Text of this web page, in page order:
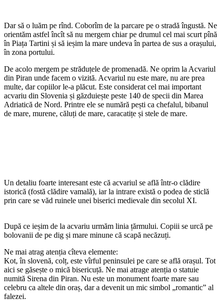
Dar să o luăm pe rînd. Coborîm de la parcare pe o stradă îngustă. Ne
orientăm astfel încît să nu mergem chiar pe drumul cel mai scurt pînă
în Piața Tartini și să ieșim la mare undeva în partea de sus a orașului,
în zona portului.
De acolo mergem pe străduțele de promenadă. Ne oprim la Acvariul
din Piran unde facem o vizită. Acvariul nu este mare, nu are prea
multe, dar copiilor le-a plăcut. Este considerat cel mai important
acvariu din Slovenia și găzduiește peste 140 de specii din Marea
Adriatică de Nord. Printre ele se numără pești ca chefalul, bibanul
de mare, murene, căluți de mare, caracatițe și stele de mare.
Un detaliu foarte interesant este că acvariul se află într-o clădire
istorică (fostă clădire vamală), iar la intrare există o podea de sticlă
prin care se văd ruinele unei biserici medievale din secolul XI.
După ce ieșim de la acvariu urmăm linia țărmului. Copiii se urcă pe
bolovanii de pe dig și mare minune că scapă necăzuți.
Ne mai atrag atenția cîteva elemente:
Kot, în slovenă, colț, este vîrful peninsulei pe care se află orașul. Tot
aici se găsește o mică bisericuță. Ne mai atrage atenția o statuie
numită Sirena din Piran. Nu este un monument foarte mare sau
celebru ca altele din oraș, dar a devenit un mic simbol „romantic” al
falezei.